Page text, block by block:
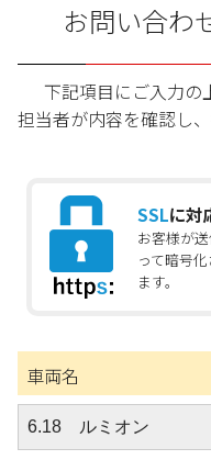
お問い合わ
下記項目にご入力の
担当者が内容を確認し
SSLに対
お客様が
って暗号
ます。
車両名